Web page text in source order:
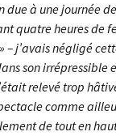
due à une journée
quatre heures de
– j’avais négligé
son irrépressible
relevé trop
comme
de tout en